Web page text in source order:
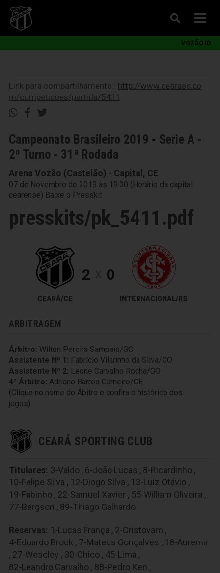
VOZÃO ID
Link para compartilhamento:: http://www.cearasc.co
m/competicoes/partida/5411
Campeonato Brasileiro 2019 - Serie A -
2º Turno - 31ª Rodada
Arena Vozão (Castelão) - Capital, CE
07 de Novembro de 2019 às 19:30 (Horário da capital
cearense) Baixe o Presskit
presskits/pk_5411.pdf
CEARÁ/CE
2 0
INTERNACIONAL/RS
ARBITRAGEM
Árbitro: Wilton Pereira Sampaio/GO
Assistente Nº 1: Fabrício Vilarinho da Silva/GO
Assistente Nº 2: Leone Carvalho Rocha/GO
4º Árbitro: Adriano Barros Carneiro/CE
(Clique no nome do Ábitro e confira o histórico dos
jogos)
CEARÁ SPORTING CLUB
Titulares: 3-Valdo , 6-João Lucas , 8-Ricardinho ,
10-Felipe Silva , 12-Diogo Silva , 13-Luiz Otávio ,
19-Fabinho , 22-Samuel Xavier , 55-William Oliveira ,
77-Bergson , 89-Thiago Galhardo
Reservas: 1-Lucas França , 2-Cristovam ,
4-Eduardo Brock , 7-Mateus Gonçalves , 18-Auremir
, 27-Wescley , 30-Chico , 45-Lima ,
82-Leandro Carvalho , 88-Pedro Ken ,